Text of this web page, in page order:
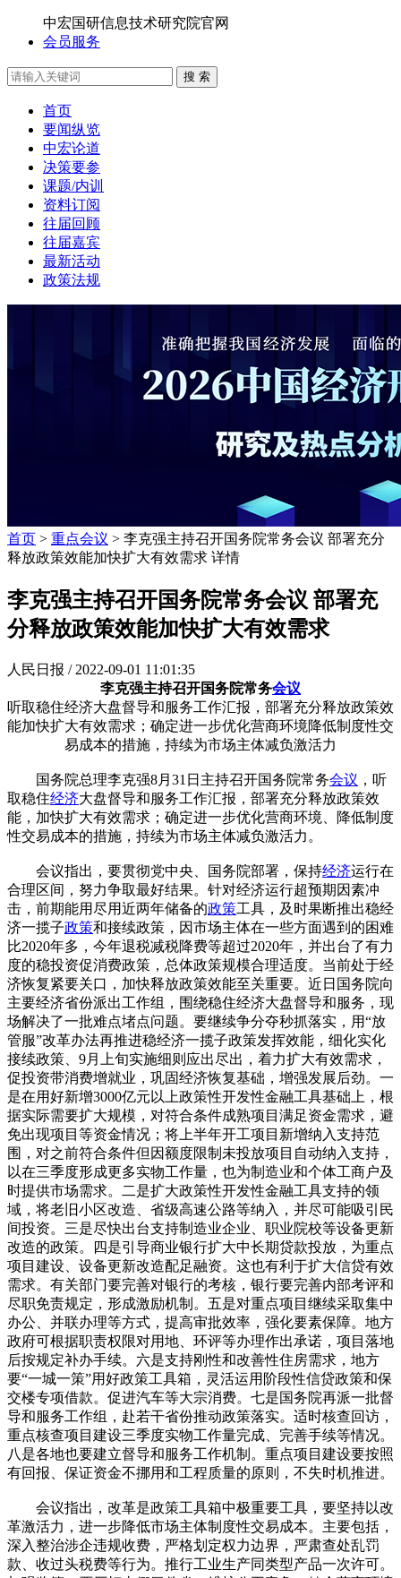
中宏国研信息技术研究院官网
会员服务
搜 索
首页
要闻纵览
中宏论道
决策要参
课题/内训
资料订阅
往届回顾
往届嘉宾
最新活动
政策法规
首页 > 重点会议 > 李克强主持召开国务院常务会议 部署充分
释放政策效能加快扩大有效需求 详情
李克强主持召开国务院常务会议 部署充
分释放政策效能加快扩大有效需求
人民日报 / 2022-09-01 11:01:35
李克强主持召开国务院常务会议
听取稳住经济大盘督导和服务工作汇报，部署充分释放政策效
能加快扩大有效需求；确定进一步优化营商环境降低制度性交
易成本的措施，持续为市场主体减负激活力
国务院总理李克强8月31日主持召开国务院常务会议 ，听
取稳住经济大盘督导和服务工作汇报，部署充分释放政策效
能，加快扩大有效需求；确定进一步优化营商环境、降低制度
性交易成本的措施，持续为市场主体减负激活力。
会议指出，要贯彻党中央、国务院部署，保持经济运行在
合理区间，努力争取最好结果。针对经济运行超预期因素冲
击，前期能用尽用近两年储备的政策工具，及时果断推出稳经
济一揽子政策和接续政策，因市场主体在一些方面遇到的困难
比2020年多，今年退税减税降费等超过2020年，并出台了有力
度的稳投资促消费政策，总体政策规模合理适度。当前处于经
济恢复紧要关口，加快释放政策效能至关重要。近日国务院向
主要经济省份派出工作组，围绕稳住经济大盘督导和服务，现
场解决了一批难点堵点问题。要继续争分夺秒抓落实，用“放
管服”改革办法再推进稳经济一揽子政策发挥效能，细化实化
接续政策、9月上旬实施细则应出尽出，着力扩大有效需求，
促投资带消费增就业，巩固经济恢复基础，增强发展后劲。一
是在用好新增3000亿元以上政策性开发性金融工具基础上，根
据实际需要扩大规模，对符合条件成熟项目满足资金需求，避
免出现项目等资金情况；将上半年开工项目新增纳入支持范
围，对之前符合条件但因额度限制未投放项目自动纳入支持，
以在三季度形成更多实物工作量，也为制造业和个体工商户及
时提供市场需求。二是扩大政策性开发性金融工具支持的领
域，将老旧小区改造、省级高速公路等纳入，并尽可能吸引民
间投资。三是尽快出台支持制造业企业、职业院校等设备更新
改造的政策。四是引导商业银行扩大中长期贷款投放，为重点
项目建设、设备更新改造配足融资。这也有利于扩大信贷有效
需求。有关部门要完善对银行的考核，银行要完善内部考评和
尽职免责规定，形成激励机制。五是对重点项目继续采取集中
办公、并联办理等方式，提高审批效率，强化要素保障。地方
政府可根据职责权限对用地、环评等办理作出承诺，项目落地
后按规定补办手续。六是支持刚性和改善性住房需求，地方
要“一城一策”用好政策工具箱，灵活运用阶段性信贷政策和保
交楼专项借款。促进汽车等大宗消费。七是国务院再派一批督
导和服务工作组，赴若干省份推动政策落实。适时核查回访，
重点核查项目建设三季度实物工作量完成、完善手续等情况。
八是各地也要建立督导和服务工作机制。重点项目建设要按照
有回报、保证资金不挪用和工程质量的原则，不失时机推进。
会议指出，改革是政策工具箱中极重要工具，要坚持以改
革激活力，进一步降低市场主体制度性交易成本。主要包括，
深入整治涉企违规收费，严格划定权力边界，严肃查处乱罚
款、收过头税费等行为。推行工业生产同类型产品一次许可。